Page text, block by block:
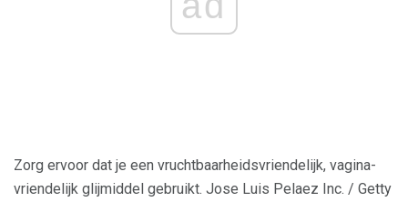
Zorg ervoor dat je een vruchtbaarheidsvriendelijk, vagina-
vriendelijk glijmiddel gebruikt. Jose Luis Pelaez Inc. / Getty